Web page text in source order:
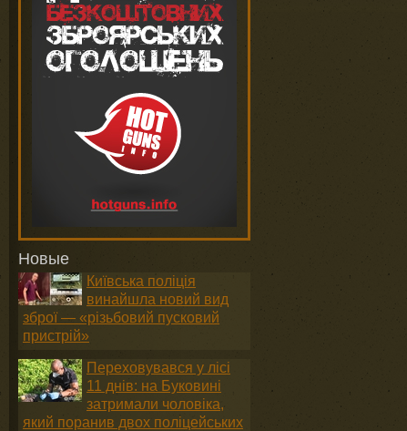
Новые
Київська поліція
винайшла новий вид
зброї — «різьбовий пусковий
пристрій»
Переховувався у лісі
11 днів: на Буковині
затримали чоловіка,
який поранив двох поліцейських